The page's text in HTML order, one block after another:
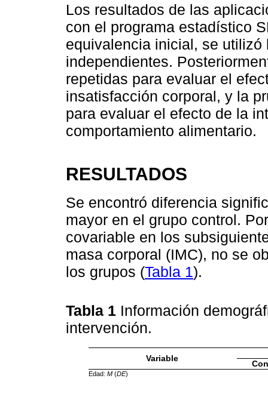
Los resultados de las
con el programa estadístico
equivalencia inicial, se
independientes.
repetidas para evaluar el
insatisfacción corporal, y la
para evaluar el efecto de la
comportamiento alimentario.
RESULTADOS
Se encontró diferencia
mayor en el grupo control.
covariable en los
masa corporal (IMC), no se
los grupos (Tabla 1).
Tabla 1 Información
intervención.
Variable
Edad:M (DE)